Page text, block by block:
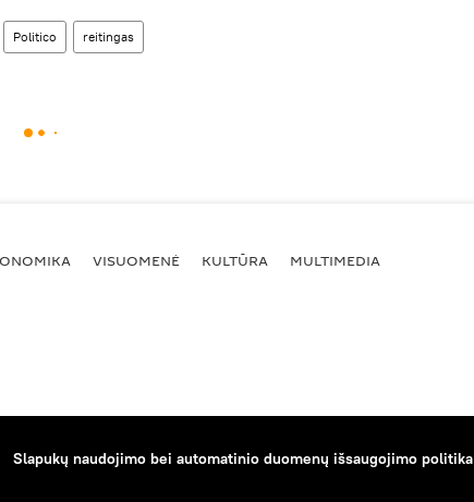
Politico reitingas
VISUOMENĖ KULTŪRA MULTIMEDIA
Slapukų naudojimo bei automatinio duomenų išsaugojimo politika